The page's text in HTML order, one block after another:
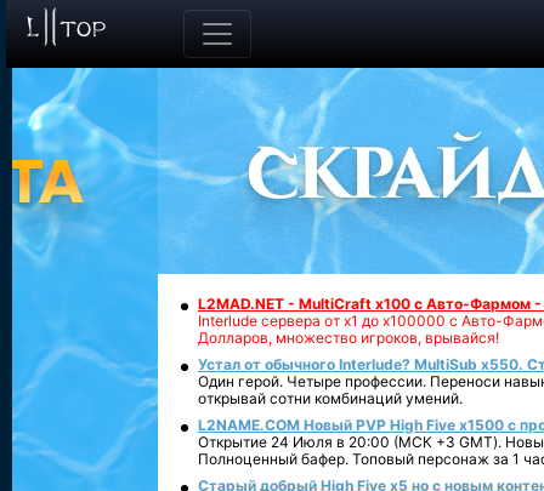
L2MAD.NET - MultiCraft x100 с Авто-Фармом
Interlude сервера от х1 до х100000 с Авто-
Долларов, множество игроков, врывайся!
Устал от обычного Interlude? MultiSub x550.
Один герой. Четыре профессии. Переноси
открывай сотни комбинаций умений.
L2NAME.COM Новый PVP High Five x1500 с
Открытие 24 Июля в 20:00 (МСК +3 GMT).
Полноценный бафер. Топовый персонаж за 1
Старый добрый High Five x5 но с новым